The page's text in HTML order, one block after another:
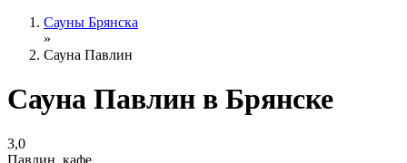
Сауны Брянска
»
Сауна Павлин
Сауна Павлин в Брянске
3,0
Павлин, кафе